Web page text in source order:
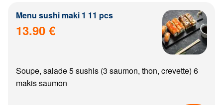
Menu sushi maki 1 11 pcs
13.90 €
Soupe, salade 5 sushis (3 saumon, thon, crevette) 6
makis saumon